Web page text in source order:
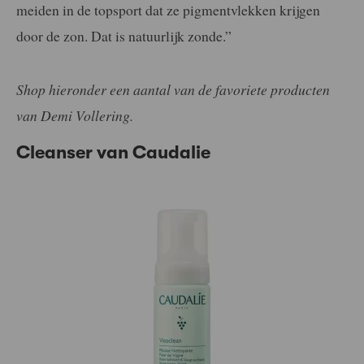
meiden in de topsport dat ze pigmentvlekken krijgen
door de zon. Dat is natuurlijk zonde.”
Shop hieronder een aantal van de favoriete producten
van Demi Vollering.
Cleanser van Caudalie